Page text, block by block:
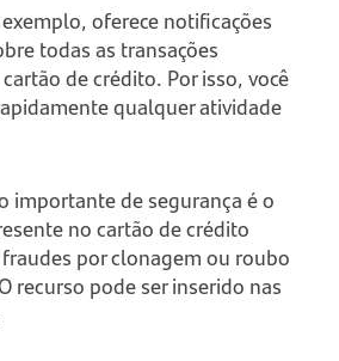
oferece notificações
todas as transações
de crédito. Por isso, você
qualquer atividade
importante de segurança é o
no cartão de crédito
por clonagem ou roubo
recurso pode ser inserido nas